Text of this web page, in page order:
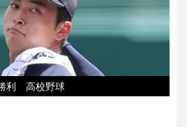
利 高校野球